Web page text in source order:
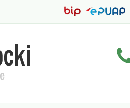
BiuletynEPUAP